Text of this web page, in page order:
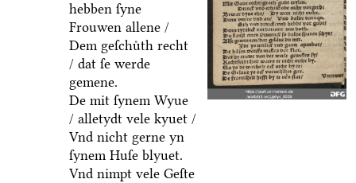
hebben ſyne
Frouwen allene /
Dem geſchuͤth recht
/ dat ſe werde
gemene.
De mit ſynem Wyue
/ alletydt vele kyuet /
Vnd nicht gerne yn
ſynem Huſe blyuet.
Vnd nimpt vele Geſte